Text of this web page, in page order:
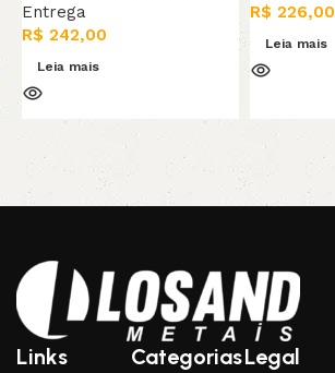
Entrega
R$ 242,00
Leia mais
R$ 226,00
Leia mais
Links
CategoriasLegal